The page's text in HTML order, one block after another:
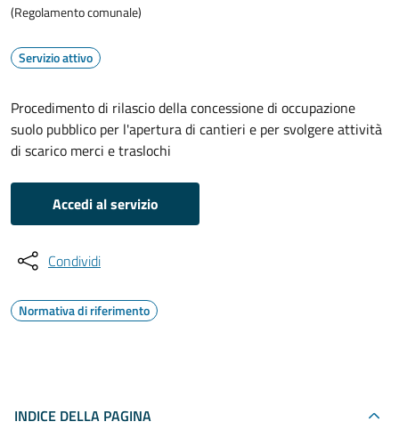
(Regolamento comunale)
Servizio attivo
Procedimento di rilascio della concessione di occupazione
suolo pubblico per l'apertura di cantieri e per svolgere attività
di scarico merci e traslochi
Accedi al servizio
Condividi
Normativa di riferimento
INDICE DELLA PAGINA